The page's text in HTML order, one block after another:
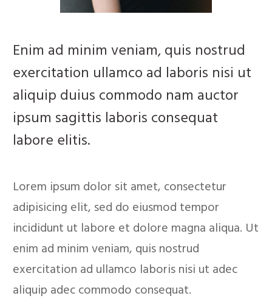
Enim ad minim veniam, quis nostrud
exercitation ullamco ad laboris nisi ut
aliquip duius commodo nam auctor
ipsum sagittis laboris consequat
labore elitis.
Lorem ipsum dolor sit amet, consectetur
adipisicing elit, sed do eiusmod tempor
incididunt ut labore et dolore magna aliqua. Ut
enim ad minim veniam, quis nostrud
exercitation ad ullamco laboris nisi ut adec
aliquip adec commodo consequat.